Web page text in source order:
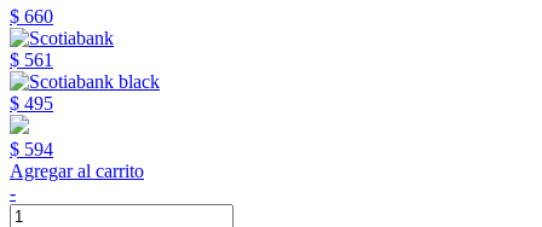
$ 660
$ 561
$ 495
$ 594
Agregar al carrito
-